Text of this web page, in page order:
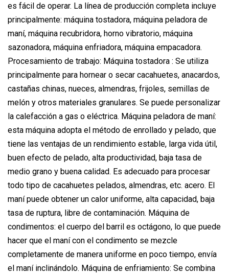
es fácil de operar. La línea de producción completa incluye
principalmente: máquina tostadora, máquina peladora de
maní, máquina recubridora, horno vibratorio, máquina
sazonadora, máquina enfriadora, máquina empacadora.
Procesamiento de trabajo: Máquina tostadora : Se utiliza
principalmente para hornear o secar cacahuetes, anacardos,
castañas chinas, nueces, almendras, frijoles, semillas de
melón y otros materiales granulares. Se puede personalizar
la calefacción a gas o eléctrica. Máquina peladora de maní:
esta máquina adopta el método de enrollado y pelado, que
tiene las ventajas de un rendimiento estable, larga vida útil,
buen efecto de pelado, alta productividad, baja tasa de
medio grano y buena calidad. Es adecuado para procesar
todo tipo de cacahuetes pelados, almendras, etc. acero. El
maní puede obtener un calor uniforme, alta capacidad, baja
tasa de ruptura, libre de contaminación. Máquina de
condimentos: el cuerpo del barril es octágono, lo que puede
hacer que el maní con el condimento se mezcle
completamente de manera uniforme en poco tiempo, envía
el maní inclinándolo. Máquina de enfriamiento: Se combina